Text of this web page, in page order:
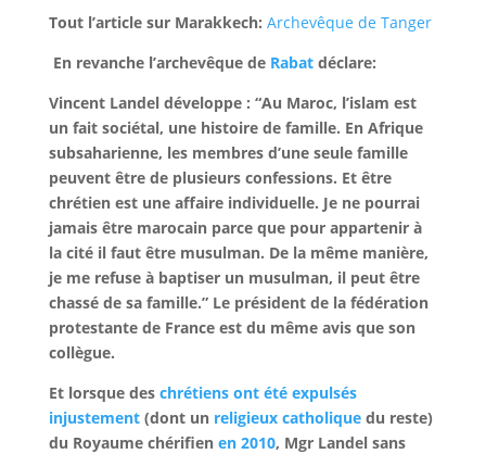
Tout l’article sur Marakkech: Archevêque de Tanger
En revanche l’archevêque de Rabatdéclare:
Vincent Landel développe : “Au Maroc, l’islam est
un fait sociétal, une histoire de famille. En Afrique
subsaharienne, les membres d’une seule famille
peuvent être de plusieurs confessions. Et être
chrétien est une affaire individuelle. Je ne pourrai
jamais être marocain parce que pour appartenir à
la cité il faut être musulman. De la même manière,
je me refuse à baptiser un musulman, il peut être
chassé de sa famille.” Le président de la fédération
protestante de France est du même avis que son
collègue.
Et lorsque des chrétiens ont été expulsés
injustement(dont un religieux catholiquedu reste)
du Royaume chérifien en 2010, Mgr Landel sans